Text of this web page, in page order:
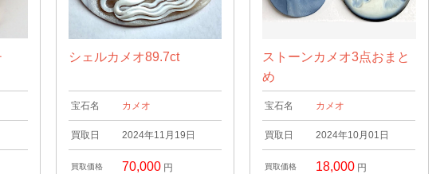
シェルカメオ89.7ct
宝石名 カメオ
買取日 2024年11月19日
買取価格 70,000 円
ストーンカメオ3点おまと
め
宝石名 カメオ
買取日 2024年10月01日
買取価格 18,000 円